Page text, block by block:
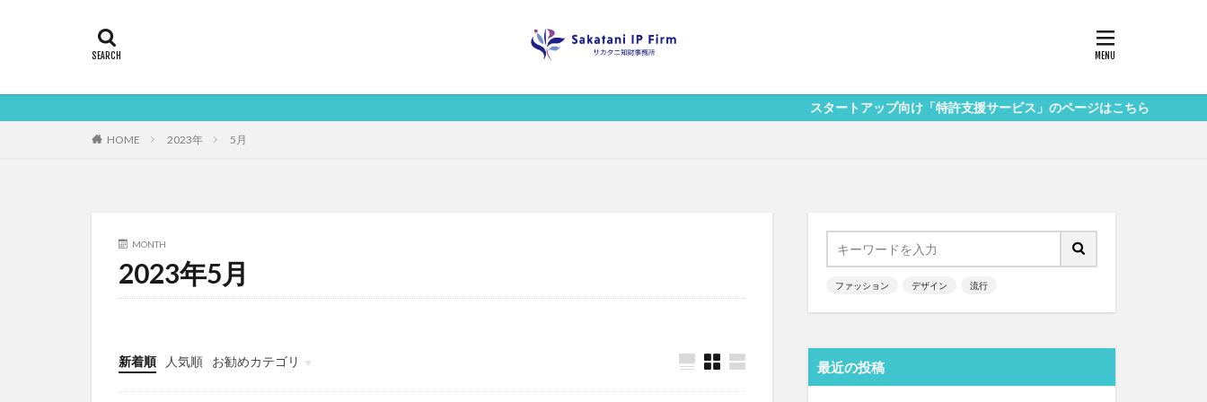
スタートアップ向け「特許支援サービス」のページはこちら
HOME 2023年 5月
MONTH
2023年5月
新着順 人気順
お勧めカテゴリ
Uncategorized
ファッション デザイン 流行
最近の投稿